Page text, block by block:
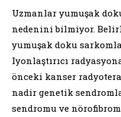
Uzmanlar yumuşak
nedenini bilmiyor.
yumuşak doku
Iyonlaştırıcı
önceki kanser
nadir genetik
sendromu ve